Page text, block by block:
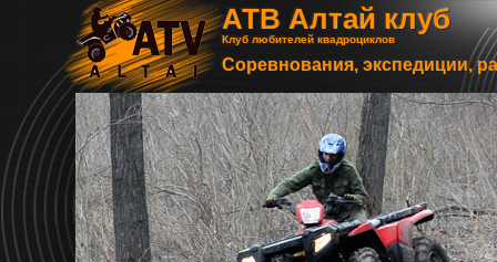
АТВ Алтай клуб
Клуб любителей квадроциклов
Соревнования, экспедиции,